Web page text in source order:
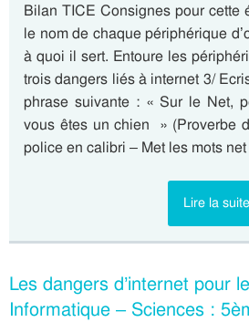
Bilan TICE Consignes pour cette
le nom de chaque périphérique
à quoi il sert. Entoure les
trois dangers liés à internet 3/
phrase suivante : « Sur le Net,
vous êtes un chien » (Proverbe
police en calibri – Met les mots
Lire la suite
Les dangers d’internet pour
Informatique – Sciences :